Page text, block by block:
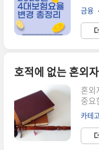
트코
고,
금리
이야
변경
공유
경
9%
건
합니
주와
: 산
한
인..
금융
호적에 없는 혼외
혼외
중요
경우
혼외
것이
어떤
카테